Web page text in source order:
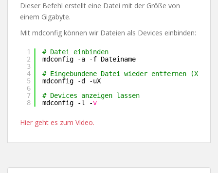
Dieser Befehl erstellt eine Datei mit der Größe von
einem Gigabyte.
Mit mdconfig können wir Dateien als Devices einbinden:
1
2
3
4
5
6
7
8
# Datei einbinden
mdconfig -a -f Dateiname
# Eingebundene Datei wieder entfernen (X
mdconfig -d -uX
# Devices anzeigen lassen
mdconfig -l -v
Hier geht es zum Video.